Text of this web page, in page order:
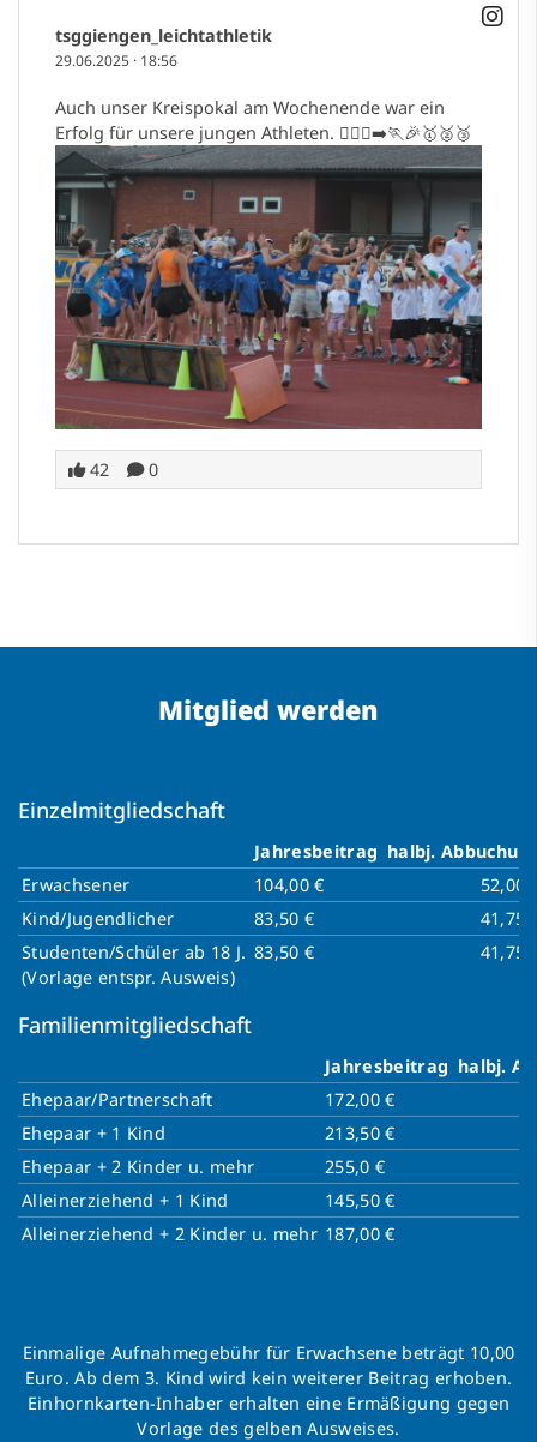
tsggiengen_leichtathletik
29.06.2025 · 18:56
Auch unser Kreispokal am Wochenende war ein
Erfolg für unsere jungen Athleten. 🏃🏼‍♀️‍➡️🏃🎉🥇🥈🥉
42 0
Mitglied werden
Einzelmitgliedschaft
Jahresbeitrag halbj.
Erwachsener
104,00 €
52,00
Kind/Jugendlicher
83,50 €
41,75
Studenten/Schüler ab 18 J.
(Vorlage entspr. Ausweis)
83,50 € 41,75
Familienmitgliedschaft
Jahresbeitrag halbj.
Ehepaar/Partnerschaft
172,00 €
Ehepaar + 1 Kind
213,50 €
Ehepaar + 2 Kinder u. mehr
255,0 €
Alleinerziehend + 1 Kind
145,50 €
Alleinerziehend + 2 Kinder u. mehr 187,00 €
Einmalige Aufnahmegebühr für Erwachsene beträgt 10,00
Euro. Ab dem 3. Kind wird kein weiterer Beitrag erhoben.
Einhornkarten-Inhaber erhalten eine Ermäßigung gegen
Vorlage des gelben Ausweises.